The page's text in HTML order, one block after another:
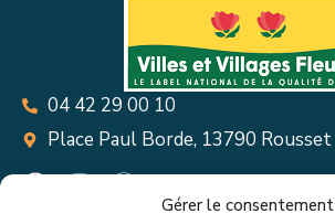
Gérer le consentement
04 42 29 00 10
Place Paul Borde, 13790 Rousset